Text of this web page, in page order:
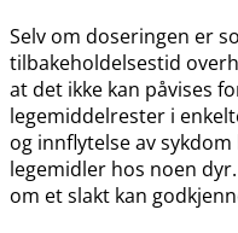
Selv om doseringen er
tilbakeholdelsestid
at det ikke kan påvises
legemiddelrester i
og innflytelse av
legemidler hos noen
om et slakt kan